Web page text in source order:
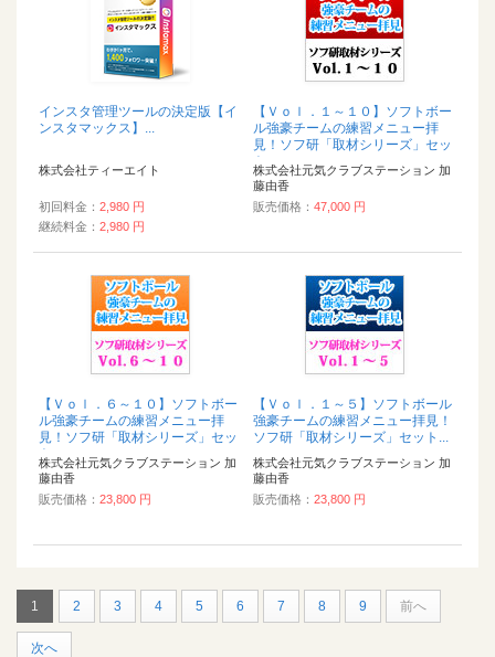
インスタ管理ツールの決定版【イ
ンスタマックス】...
株式会社ティーエイト
初回料金： 2,980 円
継続料金： 2,980 円
【Ｖｏｌ．１～１０】ソフトボー
ル強豪チームの練習メニュー拝
見！ソフ研「取材シリーズ」セッ
ト...
株式会社元気クラブステーション 加
藤由香
販売価格： 47,000 円
【Ｖｏｌ．６～１０】ソフトボー
ル強豪チームの練習メニュー拝
見！ソフ研「取材シリーズ」セッ
ト...
株式会社元気クラブステーション 加
藤由香
販売価格： 23,800 円
【Ｖｏｌ．１～５】ソフトボール
強豪チームの練習メニュー拝見！
ソフ研「取材シリーズ」セット...
株式会社元気クラブステーション 加
藤由香
販売価格： 23,800 円
1 2 3 4 5 6 7 8 9 前へ
次へ